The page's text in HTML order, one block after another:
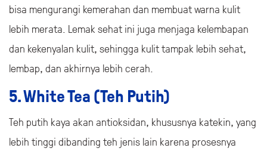
bisa mengurangi kemerahan dan membuat warna kulit
lebih merata. Lemak sehat ini juga menjaga kelembapan
dan kekenyalan kulit, sehingga kulit tampak lebih sehat,
lembap, dan akhirnya lebih cerah.
5. White Tea (Teh Putih)
Teh putih kaya akan antioksidan, khususnya katekin, yang
lebih tinggi dibanding teh jenis lain karena prosesnya